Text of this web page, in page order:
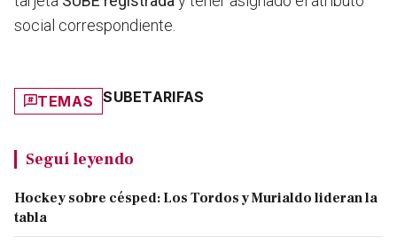
social correspondiente.
TEMAS SUBETARIFAS
Seguí leyendo
Hockey sobre césped: Los Tordos y Murialdo lideran la
tabla